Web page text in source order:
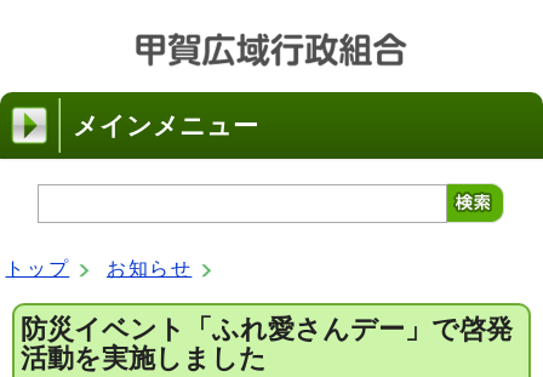
メインメニュー
トップ お知らせ
防災イベント「ふれ愛さんデー」で啓発
活動を実施しました